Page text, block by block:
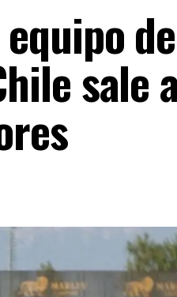
de
sale